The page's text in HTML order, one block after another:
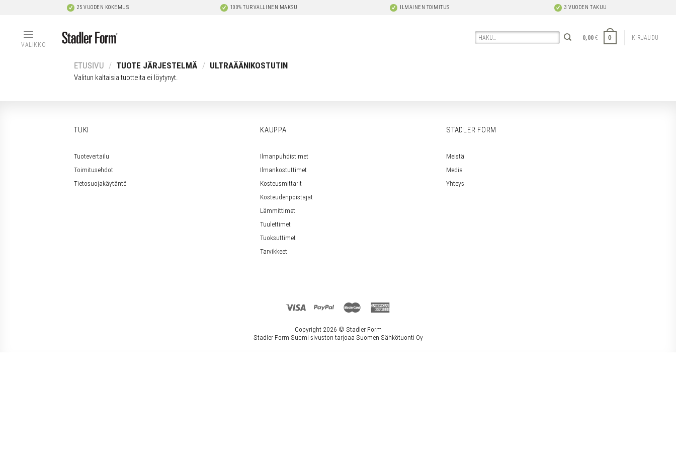
25 VUODEN KOKEMUS 100% TURVALLINEN MAKSU ILMAINEN TOIMITUS 3 VUODEN TAKUU
VALIKKO
Etsi:
0,00€ 0 KIRJAUDU
ETUSIVU / TUOTE JÄRJESTELMÄ / ULTRAÄÄNIKOSTUTIN
Valitun kaltaisia tuotteita ei löytynyt.
TUKI
Tuotevertailu
Toimitusehdot
Tietosuojakäytäntö
KAUPPA
Ilmanpuhdistimet
Ilmankostuttimet
Kosteusmittarit
Kosteudenpoistajat
Lämmittimet
Tuulettimet
Tuoksuttimet
Tarvikkeet
STADLER FORM
Meistä
Media
Yhteys
Copyright 2026 © Stadler Form
Stadler Form Suomi sivuston tarjoaa Suomen Sähkötuonti Oy